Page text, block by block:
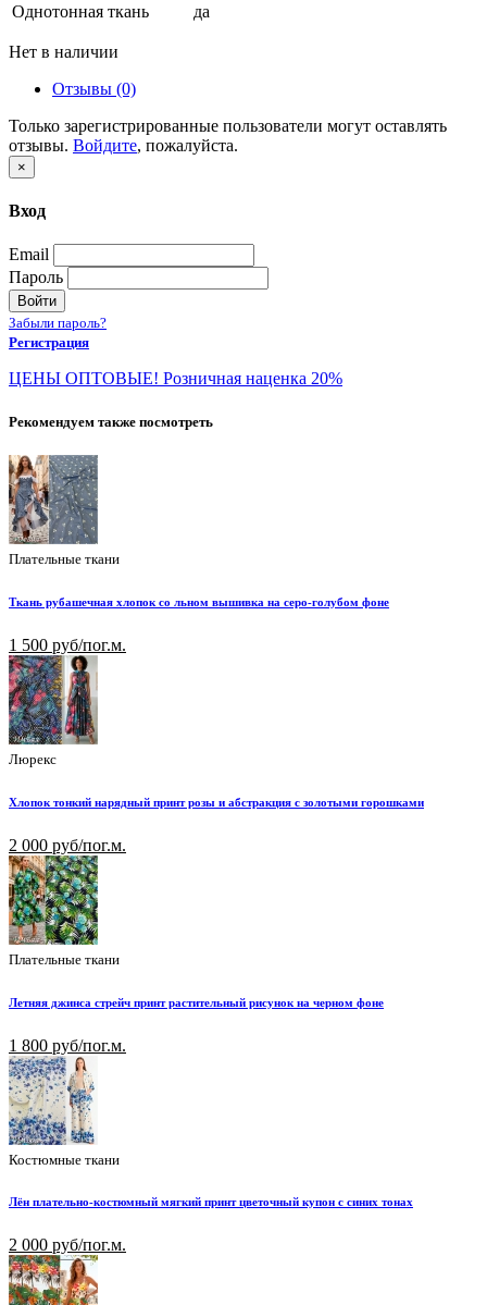
Однотонная ткань
да
Нет в наличии
Отзывы (0)
Только зарегистрированные пользователи могут оставлять
отзывы. Войдите, пожалуйста.
×
Вход
Email
Пароль
Войти
Забыли пароль?
Регистрация
ЦЕНЫ ОПТОВЫЕ! Розничная наценка 20%
Рекомендуем также посмотреть
Плательные ткани
Ткань рубашечная хлопок со льном вышивка на серо-голубом фоне
1 500 руб/пог.м.
Люрекс
Хлопок тонкий нарядный принт розы и абстракция с золотыми горошками
2 000 руб/пог.м.
Плательные ткани
Летняя джинса стрейч принт растительный рисунок на черном фоне
1 800 руб/пог.м.
Костюмные ткани
Лён плательно-костюмный мягкий принт цветочный купон с синих тонах
2 000 руб/пог.м.